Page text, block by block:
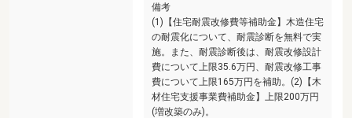
備考
(1)【住宅耐震改修費等補助金】木造住宅
の耐震化について、耐震診断を無料で実
施。また、耐震診断後は、耐震改修設計
費について上限35.6万円、耐震改修工事
費について上限165万円を補助。(2)【木
材住宅支援事業費補助金】上限200万円
(増改築のみ)。